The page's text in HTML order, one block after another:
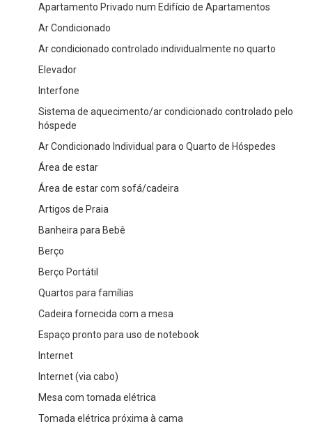
Apartamento Privado num Edifício de Apartamentos
Ar Condicionado
Ar condicionado controlado individualmente no quarto
Elevador
Interfone
Sistema de aquecimento/ar condicionado controlado pelo
hóspede
Ar Condicionado Individual para o Quarto de Hóspedes
Área de estar
Área de estar com sofá/cadeira
Artigos de Praia
Banheira para Bebê
Berço
Berço Portátil
Quartos para famílias
Cadeira fornecida com a mesa
Espaço pronto para uso de notebook
Internet
Internet (via cabo)
Mesa com tomada elétrica
Tomada elétrica próxima à cama